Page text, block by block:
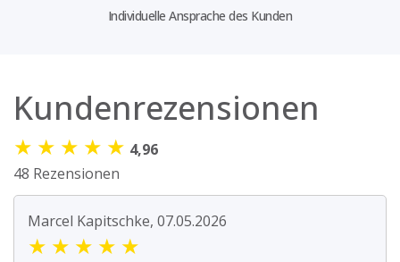
Individuelle Ansprache des Kunden
Kundenrezensionen
★ ★ ★ ★ ★ 4,96
48 Rezensionen
Marcel Kapitschke, 07.05.2026
★ ★ ★ ★ ★